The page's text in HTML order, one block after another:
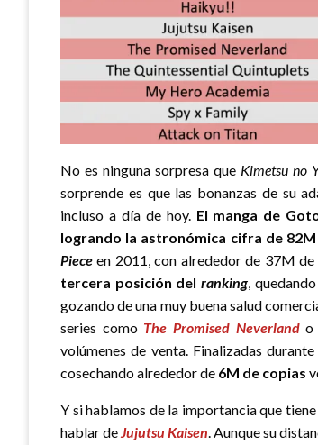
No es ninguna sorpresa que Kimetsu no
sorprende es que las bonanzas de su
incluso a día de hoy. El manga de
logrando la astronómica cifra de
Piece en 2011, con alrededor de 37M
tercera posición del ranking,
gozando de una muy buena salud
series como The Promised Neverlando
volúmenes de venta. Finalizadas
cosechando alrededor de 6M de copias
Y si hablamos de la importancia que
hablar deJujutsu Kaisen. Aunque su